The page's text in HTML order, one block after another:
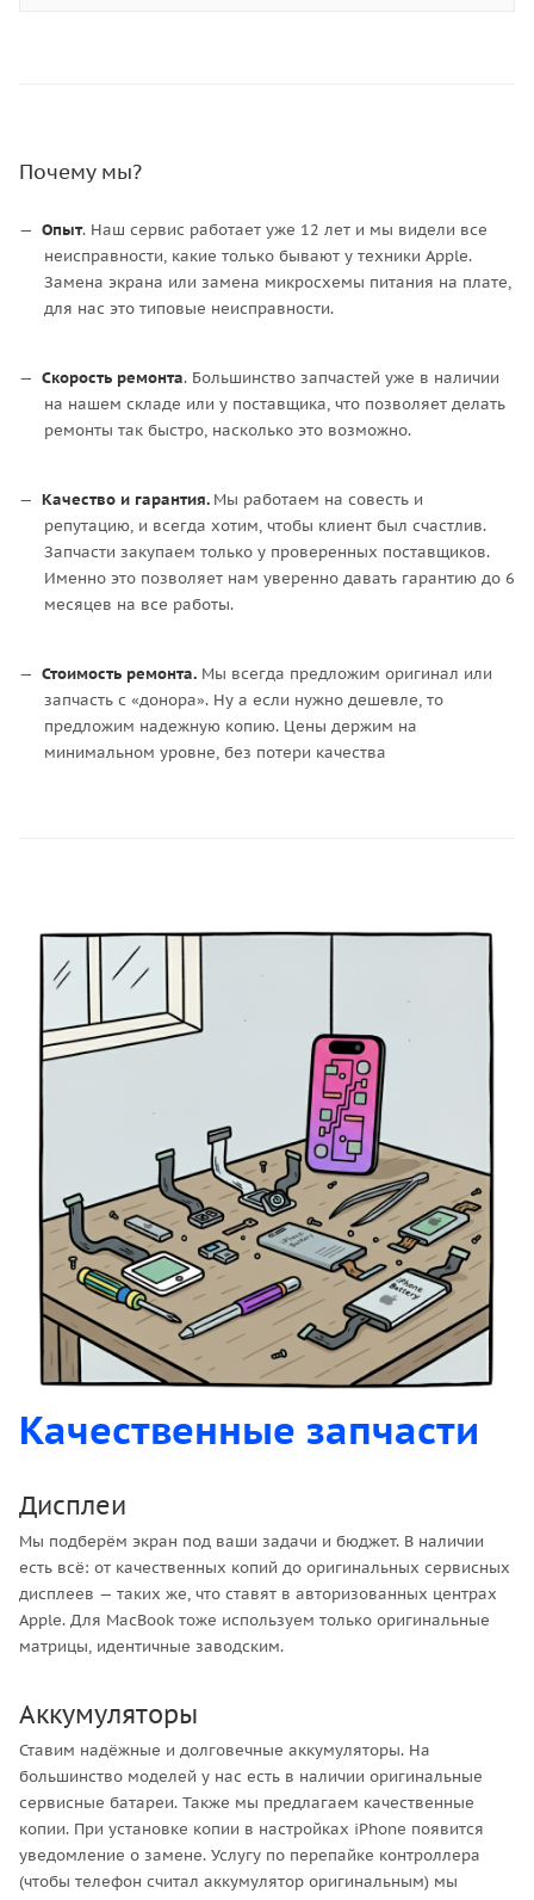
Почему мы?
Опыт. Наш сервис работает уже 12 лет и мы видели все
неисправности, какие только бывают у техники Apple.
Замена экрана или замена микросхемы питания на плате,
для нас это типовые неисправности.
Скорость ремонта. Большинство запчастей уже в наличии
на нашем складе или у поставщика, что позволяет делать
ремонты так быстро, насколько это возможно.
Качество и гарантия. Мы работаем на совесть и
репутацию, и всегда хотим, чтобы клиент был счастлив.
Запчасти закупаем только у проверенных поставщиков.
Именно это позволяет нам уверенно давать гарантию до 6
месяцев на все работы.
Стоимость ремонта. Мы всегда предложим оригинал или
запчасть с «донора». Ну а если нужно дешевле, то
предложим надежную копию. Цены держим на
минимальном уровне, без потери качества
Качественные запчасти
Дисплеи
Мы подберём экран под ваши задачи и бюджет. В наличии
есть всё: от качественных копий до оригинальных сервисных
дисплеев — таких же, что ставят в авторизованных центрах
Apple. Для MacBook тоже используем только оригинальные
матрицы, идентичные заводским.
Аккумуляторы
Ставим надёжные и долговечные аккумуляторы. На
большинство моделей у нас есть в наличии оригинальные
сервисные батареи. Также мы предлагаем качественные
копии. При установке копии в настройках iPhone появится
уведомление о замене. Услугу по перепайке контроллера
(чтобы телефон считал аккумулятор оригинальным) мы